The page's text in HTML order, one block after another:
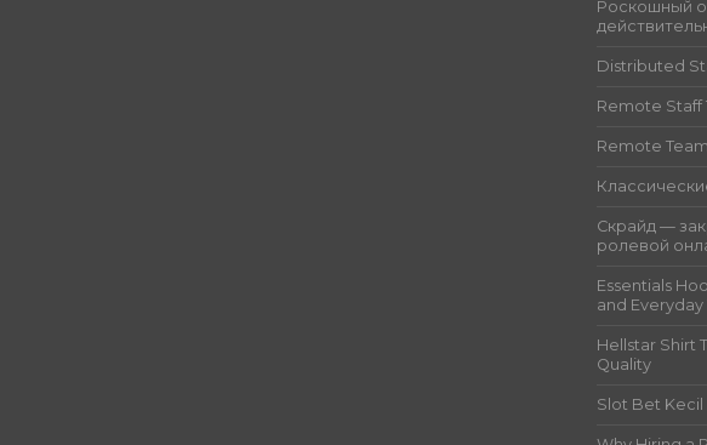
Роскошный
Distributed
Remote Staff
Remote
Скрайд —
ролевой
Essentials
and
Hellstar Shirt
Quality
Slot Bet Kecil